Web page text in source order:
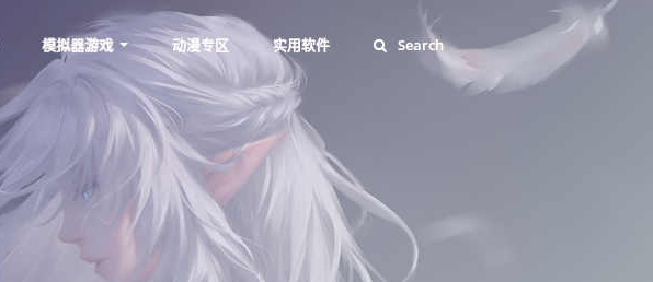
模拟器游戏 动漫专区 实用软件 Search